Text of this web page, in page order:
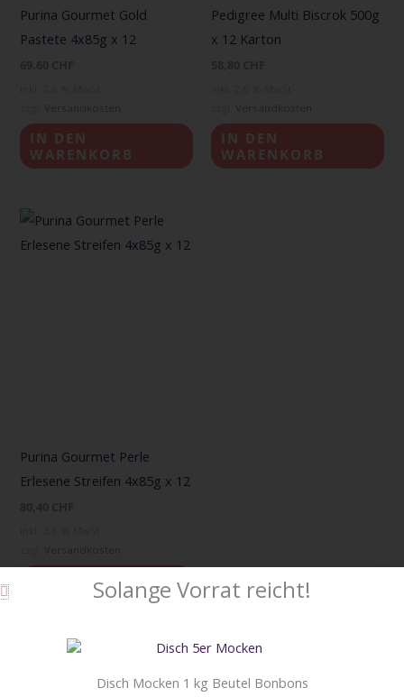
Purina Gourmet Gold
Pastete 4x85g x 12
IN DEN
WARENKORB
Pedigree Multi Biscrok 500g
x 12 Karton
IN DEN
WARENKORB
Purina Gourmet Perle
Erlesene Streifen 4x85g x 12
WARENKORBSolange Vorrat reicht!
Disch Mocken 1 kg Beutel Bonbons